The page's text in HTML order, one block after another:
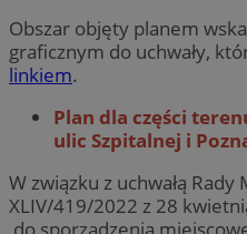
Obszar objęty planem
graficznym do uchwały,
linkiem.
Plan dla części
ulic Szpitalnej i
W związku z uchwałą
XLIV/419/2022 z 28